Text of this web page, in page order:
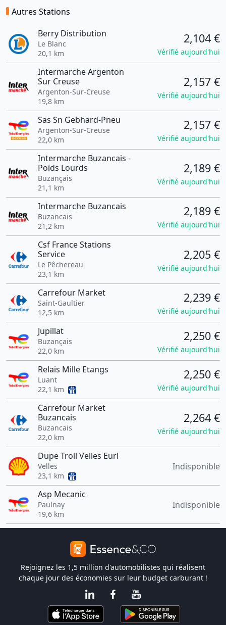
Autres Stations
Berry Distribution
Le Blanc
20,1 km
2,104 €
Vérifié aujourd'hui
Intermarche Argenton
Sur Creuse
Argenton-Sur-Creuse
19,8 km
2,157 €
Vérifié aujourd'hui
Sas Sn Gebhard-Pneu
Argenton-Sur-Creuse
22,0 km
2,157 €
Vérifié aujourd'hui
Intermarche Buzancais -
Poids Lourds
Buzançais
21,1 km
2,189 €
Vérifié aujourd'hui
Intermarche Buzancais
Buzancais
21,2 km
2,189 €
Vérifié aujourd'hui
Csf France Stations
Service
Le Pêchereau
23,1 km
2,205 €
Vérifié aujourd'hui
Carrefour Market
Saint-Gaultier
12,5 km
2,239 €
Vérifié aujourd'hui
Jupillat
Buzançais
22,0 km
2,250 €
Vérifié aujourd'hui
Relais Mille Etangs
Luant
22,1 km
2,250 €
Vérifié aujourd'hui
Carrefour Market
Buzancais
Buzancais
22,0 km
2,264 €
Vérifié aujourd'hui
Dupe Troll Velles Eurl
Velles
23,1 km
Indisponible
Asp Mecanic
Paulnay
19,6 km
Indisponible
Rejoignez les 1,5 million d'automobilistes qui réalisent
chaque jour des économies sur leur budget carburant !